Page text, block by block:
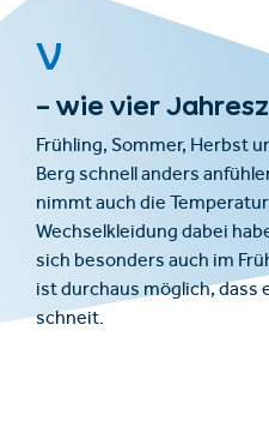
V
– wie vier
Frühling, Sommer, Herbst
Berg schnell anders
nimmt auch die
Wechselkleidung dabei
sich besonders auch im
ist durchaus möglich, dass
schneit.